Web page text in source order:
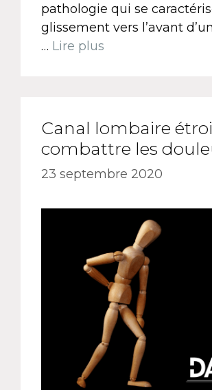
pathologie qui se
glissement vers l’avant
… Lire plus
Canal lombaire
combattre les
23 septembre 2020